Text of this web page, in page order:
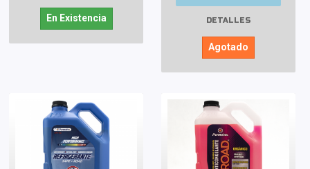
En Existencia DETALLES
Agotado